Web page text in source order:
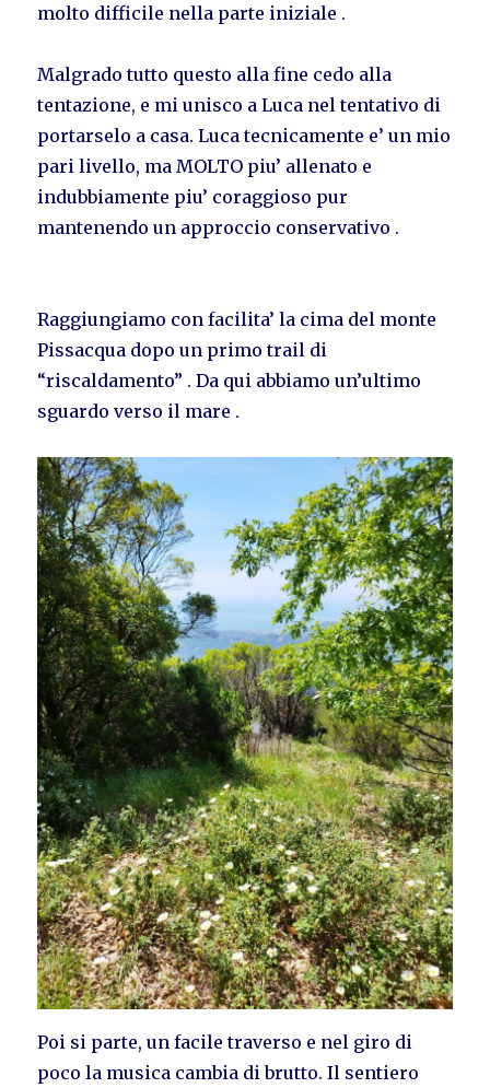
molto difficile nella parte iniziale .
Malgrado tutto questo alla fine cedo alla
tentazione, e mi unisco a Luca nel tentativo di
portarselo a casa. Luca tecnicamente e’ un mio
pari livello, ma MOLTO piu’ allenato e
indubbiamente piu’ coraggioso pur
mantenendo un approccio conservativo .
Raggiungiamo con facilita’ la cima del monte
Pissacqua dopo un primo trail di
“riscaldamento” . Da qui abbiamo un’ultimo
sguardo verso il mare .
Poi si parte, un facile traverso e nel giro di
poco la musica cambia di brutto. Il sentiero